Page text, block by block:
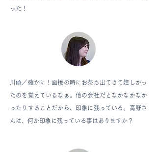
った！
川﨑／確かに！面接の時にお茶も出てきて嬉しかっ
たのを覚えているなぁ。他の会社だとなかなかなか
ったりすることだから、印象に残っている。高野さ
んは、何か印象に残っている事はありますか？